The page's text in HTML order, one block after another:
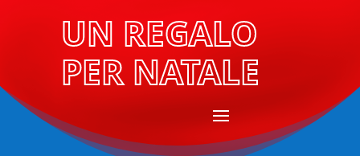
UN REGALO
PER NATALE